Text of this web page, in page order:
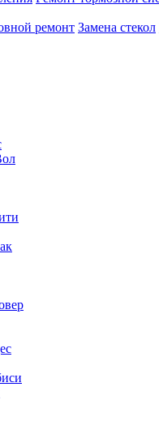
ремонт Замена стекол